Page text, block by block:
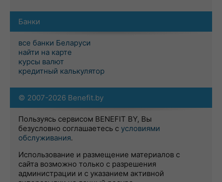
Банки
все банки Беларуси
найти на карте
курсы валют
кредитный калькулятор
© 2007-2026 Benefit.by
Пользуясь сервисом BENEFIT BY, Вы
безусловно соглашаетесь с условиями
обслуживания.
Использование и размещение материалов с
сайта возможно только с разрешения
администрации и с указанием активной